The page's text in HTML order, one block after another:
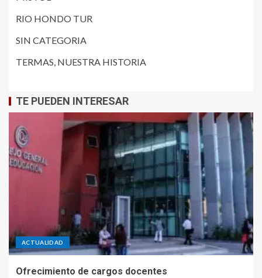
RIO HONDO TUR
SIN CATEGORIA
TERMAS, NUESTRA HISTORIA
TE PUEDEN INTERESAR
ACTUALIDAD
Ofrecimiento de cargos docentes